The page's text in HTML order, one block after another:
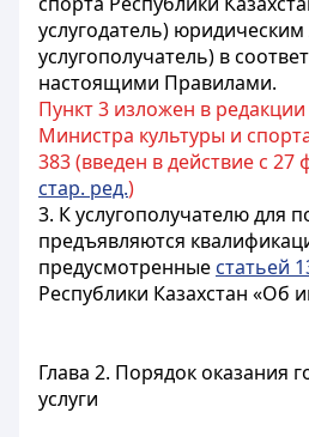
услугодатель)
услугополучатель) в
настоящими Правилами.
Пункт 3 изложен в редакции
Министра культуры и
383 (введен в действие с 27
стар. ред.)
3. К услугополучателю для
предъявляются
предусмотренные статьей
Республики Казахстан «Об
Глава 2. Порядок оказания
услуги